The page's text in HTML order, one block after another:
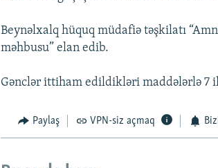
Beynəlxalq hüquq müdafiə təşkilatı
məhbusu” elan edib.
Gənclər ittiham edildikləri maddələrlə 7
Paylaş VPN-siz açmaq